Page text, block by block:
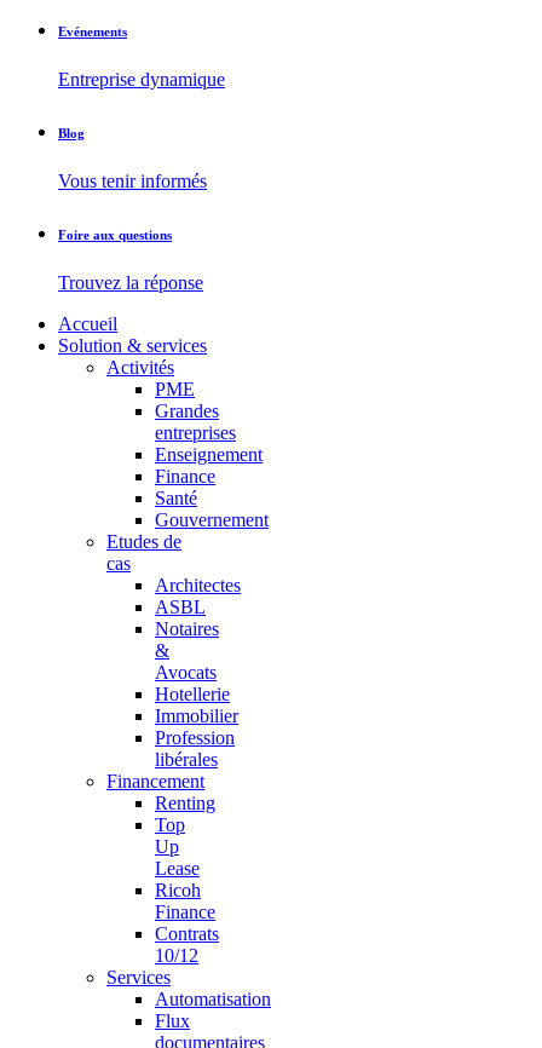
Evénements
Entreprise dynamique
Blog
Vous tenir informés
Foire aux questions
Trouvez la réponse
Accueil
Solution & services
Activités
PME
Grandes
entreprises
Enseignement
Finance
Santé
Gouvernement
Etudes de
cas
Architectes
ASBL
Notaires
&
Avocats
Hotellerie
Immobilier
Profession
libérales
Financement
Renting
Top
Up
Lease
Ricoh
Finance
Contrats
10/12
Services
Automatisation
Flux
documentaires